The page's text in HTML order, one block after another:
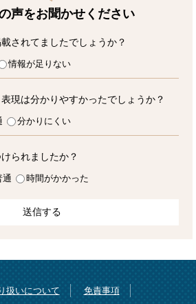
声をお聞かせ ください
されてましたでしょうか？
情報が足りない
現は分かりやすかったでしょうか？
分かりにくい
られましたか？
通 時間がかかった
扱いについて
免責事項